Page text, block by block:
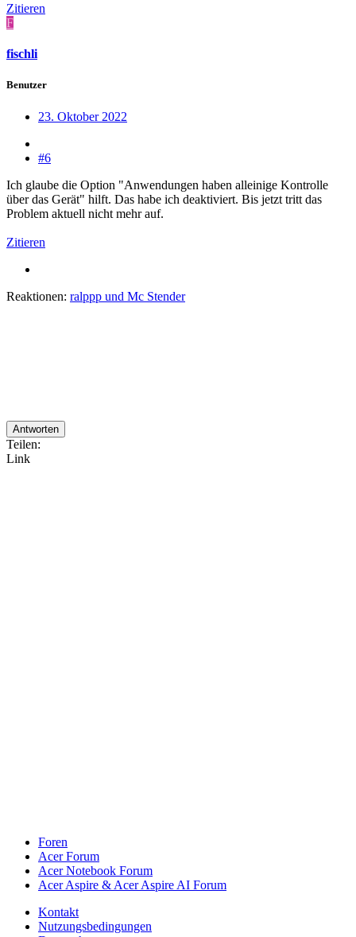
Zitieren
F
fischli
Benutzer
23. Oktober 2022
#6
Ich glaube die Option "Anwendungen haben alleinige Kontrolle
über das Gerät" hilft. Das habe ich deaktiviert. Bis jetzt tritt das
Problem aktuell nicht mehr auf.
Zitieren
Reaktionen: ralppp und Mc Stender
Antworten
Teilen:
Link
Foren
Acer Forum
Acer Notebook Forum
Acer Aspire & Acer Aspire AI Forum
Kontakt
Nutzungsbedingungen